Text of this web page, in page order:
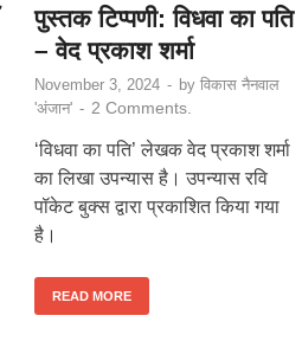
पुस्तक टिप्पणी: विधवा का पति
– वेद प्रकाश शर्मा
November 3, 2024 - by विकास नैनवाल
'अंजान' - 2 Comments.
‘विधवा का पति’ लेखक वेद प्रकाश शर्मा
का लिखा उपन्यास है। उपन्यास रवि
पॉकेट बुक्स द्वारा प्रकाशित किया गया
है।
READ MORE